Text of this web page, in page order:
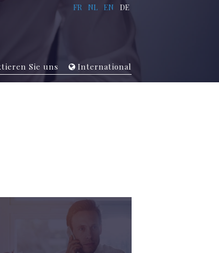
FR NL EN DE
Sie uns International